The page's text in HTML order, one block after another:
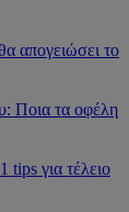
απογειώσει το
Ποια τα οφέλη
tips για τέλειο